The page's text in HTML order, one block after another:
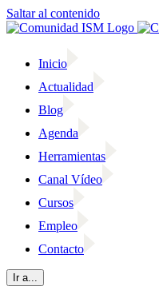
Saltar al contenido
Inicio
Actualidad
Blog
Agenda
Herramientas
Canal Vídeo
Cursos
Empleo
Contacto
Ir a...